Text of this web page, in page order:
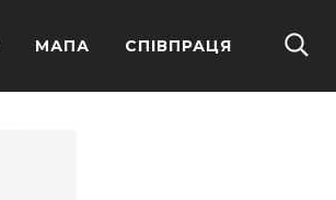
МАПА СПІВПРАЦЯ